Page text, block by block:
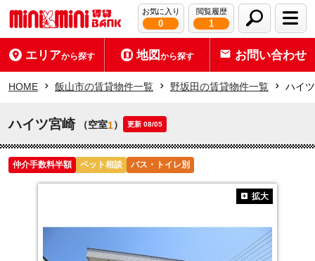
お気に入り
0
閲覧履歴
1
エリアから探す 地図から探す お問い合わせ
HOME 飯山市の賃貸物件一覧 野坂田の賃貸物件一覧 ハイ
ハイツ宮崎 （空室1） 更新 08/05
仲介手数料半額 ペット相談 バス・トイレ別
拡大